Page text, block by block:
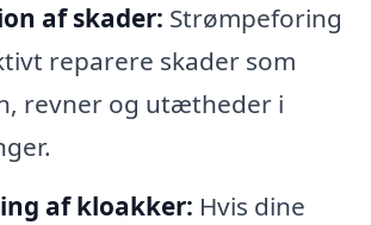
af skader: Strømpeforing
reparere skader som
revner og utætheder i
af kloakker: Hvis dine